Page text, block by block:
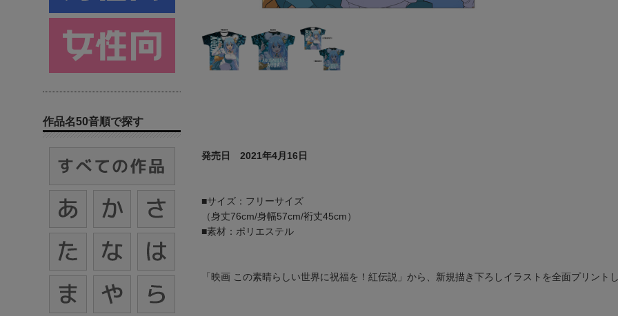
発売日 2021年4月16日
■サイズ：フリーサイズ
（身丈76cm/身幅57cm/裄丈45cm）
■素材：ポリエステル
「映画 この素晴らしい世界に祝福を！紅伝説」から、新規描き下ろしイラストを全面プリント
作品名50音順で探す